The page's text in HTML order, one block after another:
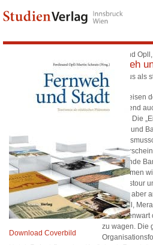
Download Coverbild
Ferdinand
Fernweh
Tourismus als
Das Bereisen
zunehmend
Prozess: Die
Venedig und
die
vorliegende
Reiseformen
Kavalierstour
versucht aber
Kitzbühel,
die Gegenwart
zu wagen. Die